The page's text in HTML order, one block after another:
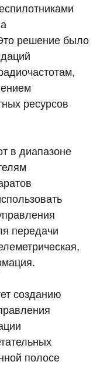
решение было
ресурсов
в диапазоне
передачи
созданию
полосе